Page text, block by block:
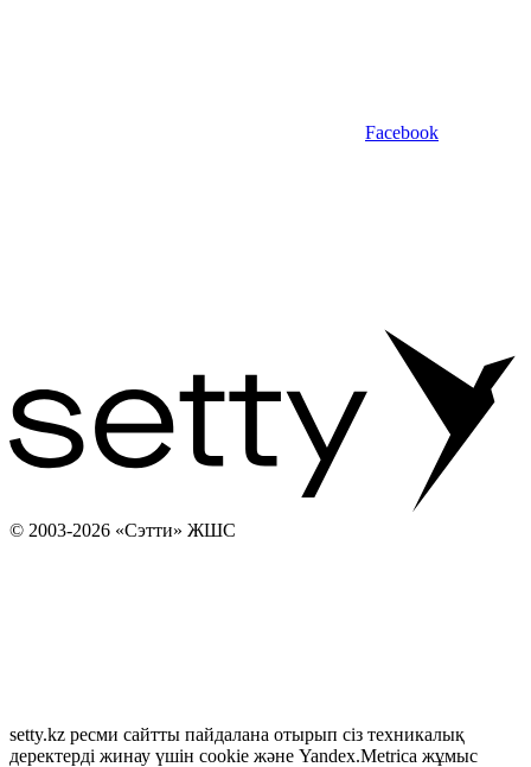
Facebook
© 2003-2026 «Сэтти» ЖШС
setty.kz ресми сайтты пайдалана отырып сіз техникалық
деректерді жинау үшін cookie және Yandex.Metrica жұмыс